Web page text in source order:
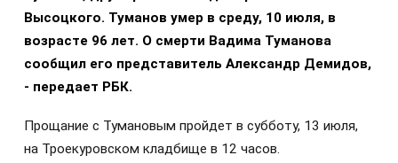
Высоцкого. Туманов умер в среду, 10 июля, в
возрасте 96 лет. О смерти Вадима Туманова
сообщил его представитель Александр Демидов,
- передает РБК.
Прощание с Тумановым пройдет в субботу, 13 июля,
на Троекуровском кладбище в 12 часов.